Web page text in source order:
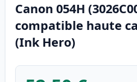
Canon 054H
compatible haute
(Ink Hero)